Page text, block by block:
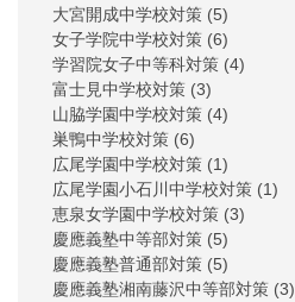
大宮開成中学校対策 (5)
女子学院中学校対策 (6)
学習院女子中等科対策 (4)
富士見中学校対策 (3)
山脇学園中学校対策 (4)
巣鴨中学校対策 (6)
広尾学園中学校対策 (1)
広尾学園小石川中学校対策 (1)
恵泉女学園中学校対策 (3)
慶應義塾中等部対策 (5)
慶應義塾普通部対策 (5)
慶應義塾湘南藤沢中等部対策 (3)